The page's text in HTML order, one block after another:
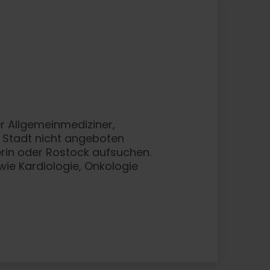
Allgemeinmediziner,
Stadt nicht angeboten
oder Rostock aufsuchen.
Kardiologie, Onkologie